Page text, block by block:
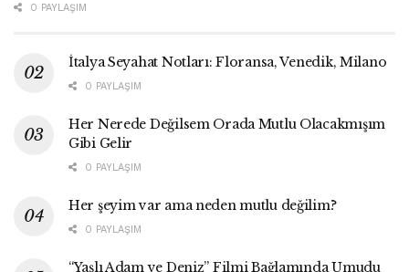
0 PAYLAŞIM
İtalya Seyahat Notları: Floransa, Venedik, Milano
0 PAYLAŞIM
Her Nerede Değilsem Orada Mutlu Olacakmışım
Gibi Gelir
0 PAYLAŞIM
Her şeyim var ama neden mutlu değilim?
0 PAYLAŞIM
“Yaşlı Adam ve Deniz” Filmi Bağlamında Umudu